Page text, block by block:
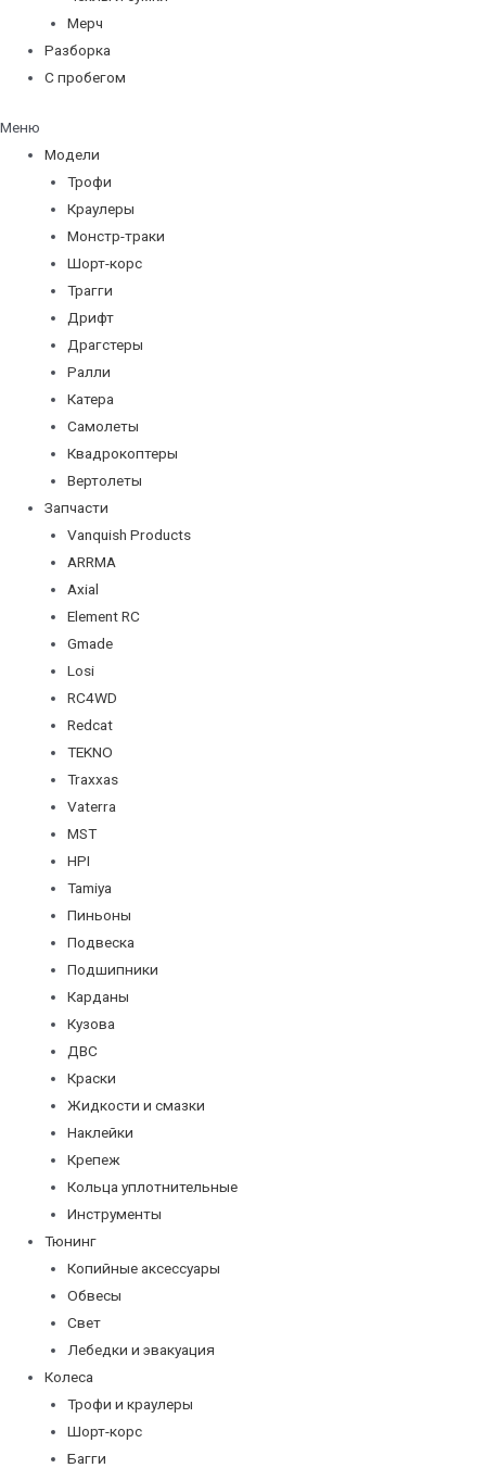
Мерч
Разборка
С пробегом
Меню
Модели
Трофи
Краулеры
Монстр-траки
Шорт-корс
Трагги
Дрифт
Драгстеры
Ралли
Катера
Самолеты
Квадрокоптеры
Вертолеты
Запчасти
Vanquish Products
ARRMA
Axial
Element RC
Gmade
Losi
RC4WD
Redcat
TEKNO
Traxxas
Vaterra
MST
HPI
Tamiya
Пиньоны
Подвеска
Подшипники
Карданы
Кузова
ДВС
Краски
Жидкости и смазки
Наклейки
Крепеж
Кольца уплотнительные
Инструменты
Тюнинг
Копийные аксессуары
Обвесы
Свет
Лебедки и эвакуация
Колеса
Трофи и краулеры
Шорт-корс
Багги